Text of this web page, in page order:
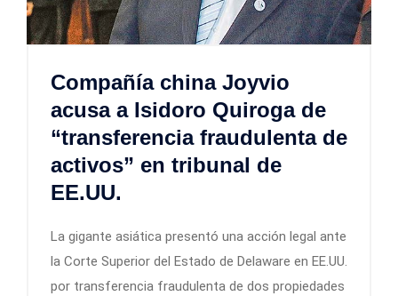
Compañía china Joyvio
acusa a Isidoro Quiroga de
“transferencia fraudulenta de
activos” en tribunal de
EE.UU.
La gigante asiática presentó una acción legal ante
la Corte Superior del Estado de Delaware en EE.UU.
por transferencia fraudulenta de dos propiedades